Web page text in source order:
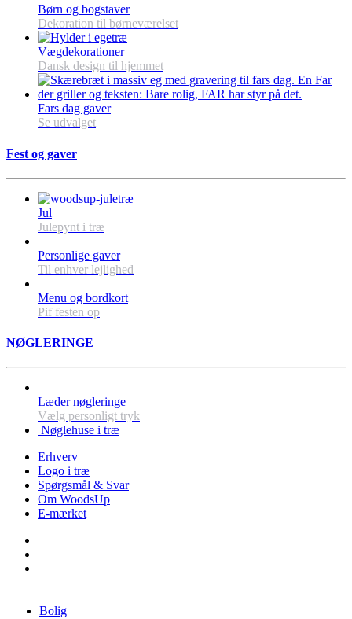
Børn og bogstaver
Dekoration til børneværelset
Vægdekorationer
Dansk design til hjemmet
Fars dag gaver
Se udvalget
Fest og gaver
Jul
Julepynt i træ
Personlige gaver
Til enhver lejlighed
Menu og bordkort
Pif festen op
NØGLERINGE
Læder nøgleringe
Vælg personligt tryk
Nøglehuse i træ
Erhverv
Logo i træ
Spørgsmål & Svar
Om WoodsUp
E-mærket
Bolig